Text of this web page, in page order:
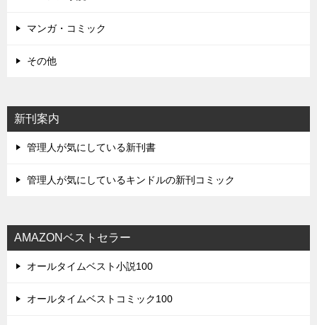
マンガ・コミック
その他
新刊案内
管理人が気にしている新刊書
管理人が気にしているキンドルの新刊コミック
AMAZONベストセラー
オールタイムベスト小説100
オールタイムベストコミック100